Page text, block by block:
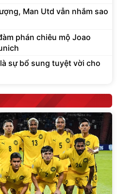
Man Utd vẫn nhắm sao
phán chiêu mộ Joao
sự bổ sung tuyệt vời cho